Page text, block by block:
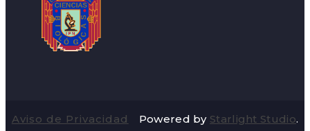
Aviso de Privacidad Powered by Starlight Studio.